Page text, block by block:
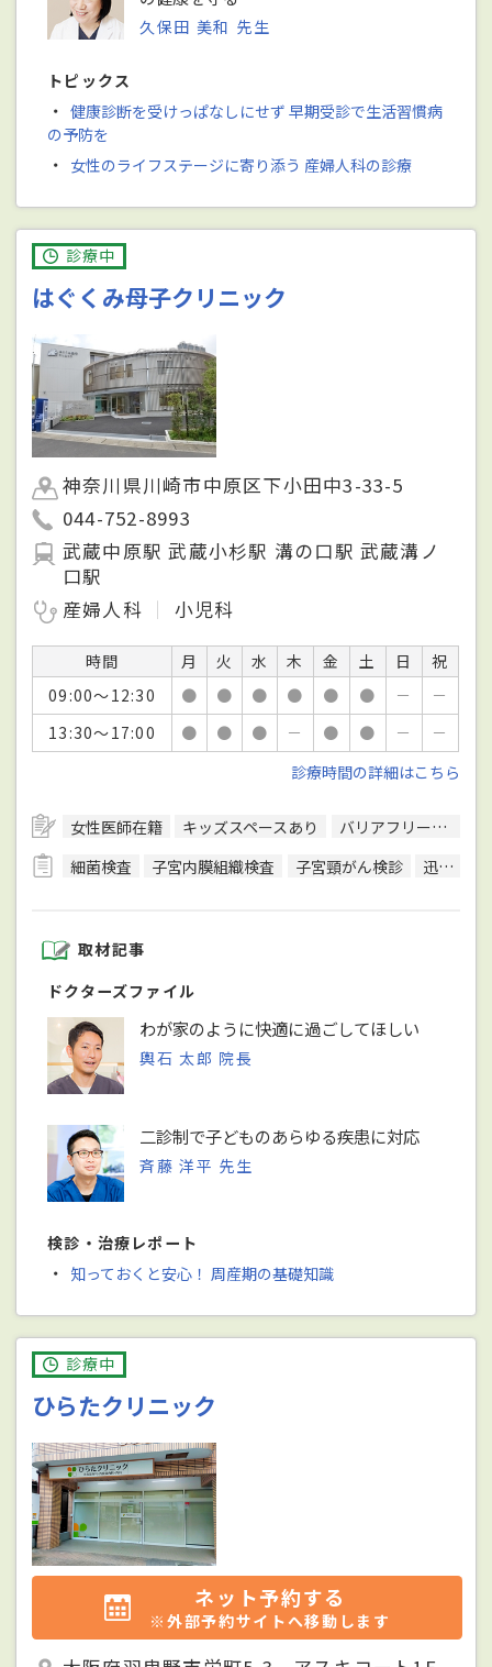
久保田 美和 先生
トピックス
・ 健康診断を受けっぱなしにせず 早期受診で生活習慣病
の予防を
・ 女性のライフステージに寄り添う 産婦人科の診療
診療中
はぐくみ母子クリニック
神奈川県川崎市中原区下小田中3-33-5
044-752-8993
武蔵中原駅 武蔵小杉駅 溝の口駅 武蔵溝ノ
口駅
産婦人科
小児科
時間 月 火 水 木 金 土 日
祝
09:00～12:30
● ● ● ● ● ● －
－
13:30～17:00
● ● ● － ● ● －
－
診療時間の詳細はこちら
女性医師在籍 キッズスペースあり バリアフリー対応
細菌検査
子宮内膜組織検査 子宮頸がん検診 迅速抗原キット検査
取材記事
ドクターズファイル
わが家のように快適に過ごしてほしい
輿石 太郎 院長
二診制で子どものあらゆる疾患に対応
斉藤 洋平 先生
検診・治療レポート
・ 知っておくと安心！ 周産期の基礎知識
診療中
ひらたクリニック
ネット予約する
※外部予約サイトへ移動します